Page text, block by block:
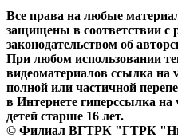
Все права на любые
защищены в соответствии с
законодательством об
При любом использовании
видеоматериалов ссылка на
полной или частичной
в Интернете гиперссылка на
детей старше 16 лет.
© Филиал ВГТРК "ГТРК